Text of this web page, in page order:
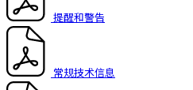
提醒和警告
常规技术信息